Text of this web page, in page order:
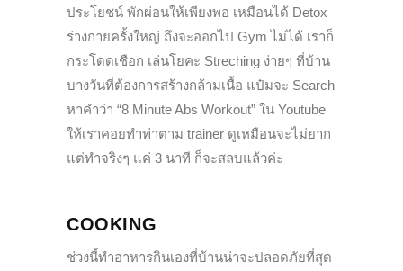
ประโยชน์ พักผ่อนให้เพียงพอ เหมือนได้ Detox
ร่างกายครั้งใหญ่ ถึงจะออกไป Gym ไม่ได้ เราก็
กระโดดเชือก เล่นโยคะ Streching ง่ายๆ ที่บ้าน
บางวันที่ต้องการสร้างกล้ามเนื้อ แป๋มจะ Search
หาคำว่า “8 Minute Abs Workout” ใน Youtube
ให้เราคอยทำท่าตาม trainer ดูเหมือนจะไม่ยาก
แต่ทำจริงๆ แค่ 3 นาที ก็จะสลบแล้วค่ะ
COOKING
ช่วงนี้ทำอาหารกินเองที่บ้านน่าจะปลอดภัยที่สุด